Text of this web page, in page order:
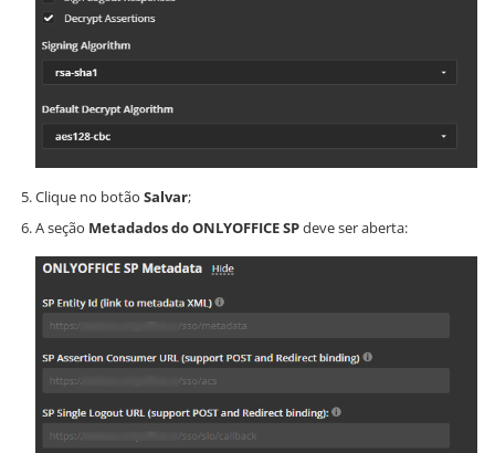
Clique no botão Salvar;
A seção Metadados do ONLYOFFICE SPdeve ser aberta: